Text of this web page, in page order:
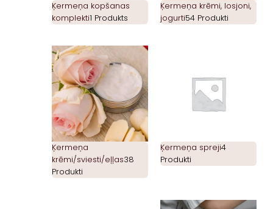
Ķermeņa kopšanas
komplekti1 Produkts
Ķermeņa krēmi, losjoni,
jogurti54 Produkti
Ķermeņa
krēmi/sviesti/eļļas38
Produkti
Ķermeņa spreji4
Produkti